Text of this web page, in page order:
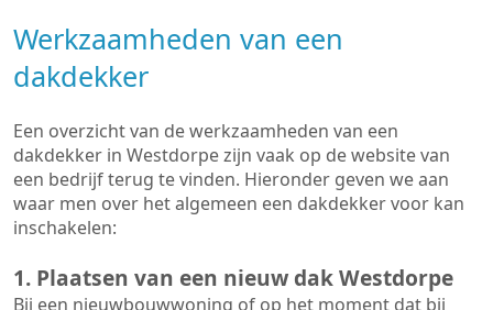
Werkzaamheden van een
dakdekker
Een overzicht van de werkzaamheden van een
dakdekker in Westdorpe zijn vaak op de website van
een bedrijf terug te vinden. Hieronder geven we aan
waar men over het algemeen een dakdekker voor kan
inschakelen:
1. Plaatsen van een nieuw dak Westdorpe
Bij een nieuwbouwwoning of op het moment dat bij